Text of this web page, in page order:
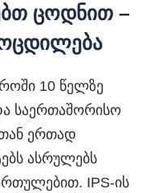
ცოდნით –
10 წელზე
საერთაშორისო
ერთად
ასრულებს
IPS-ის